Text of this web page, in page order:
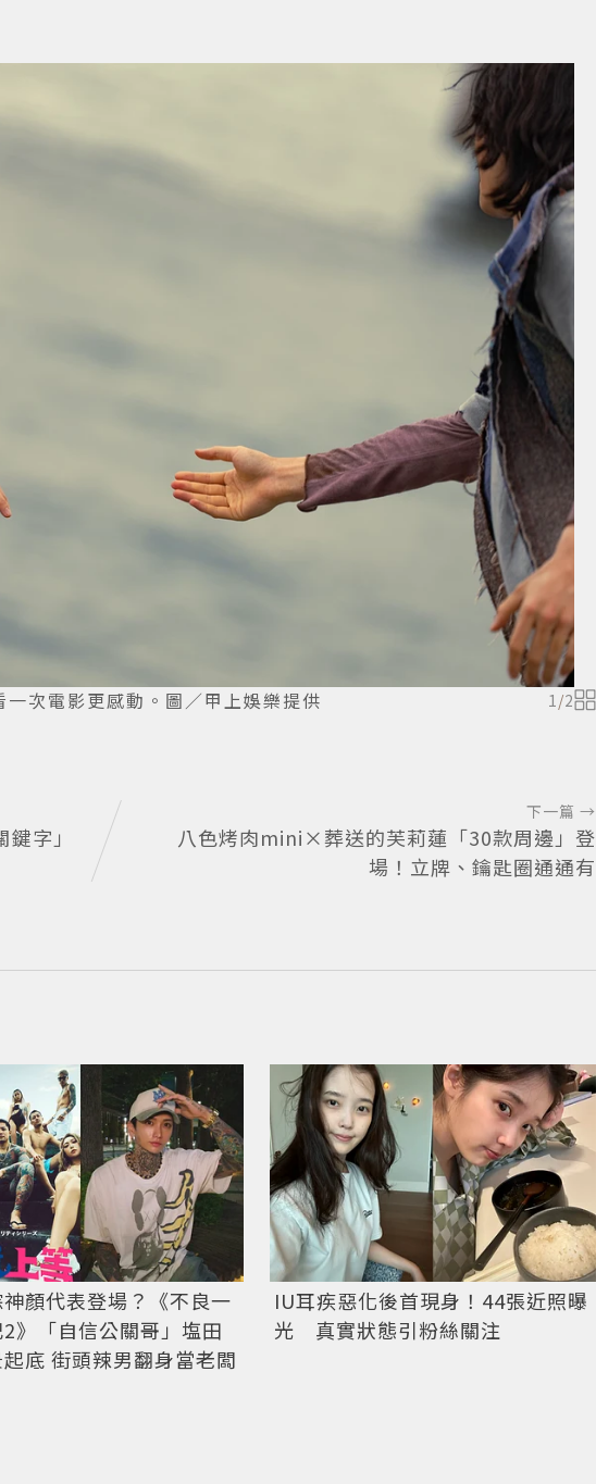
次電影更感動。圖／甲上娛樂提供 1 /2
字」
下一篇 →
八色烤肉mini×葬送的芙莉蓮「30款周邊」登
場！立牌、鑰匙圈通通有
顏代表登場？《不良一
》「自信公關哥」塩田
底 街頭辣男翻身當老闆
IU耳疾惡化後首現身！44張近照曝
光 真實狀態引粉絲關注